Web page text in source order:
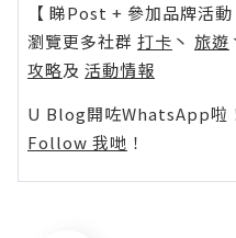
【 睇Post + 參加品牌活動
瀏覽更多社群 打卡 丶 旅遊
攻略及 活動情報
U Blog開咗WhatsApp啦
Follow 我哋 ！